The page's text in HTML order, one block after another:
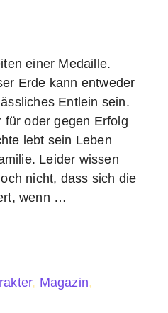
einer Medaille.
Erde kann entweder
Entlein sein.
für oder gegen Erfolg
lebt sein Leben
Leider wissen
nicht, dass sich die
wenn …
, Magazin,